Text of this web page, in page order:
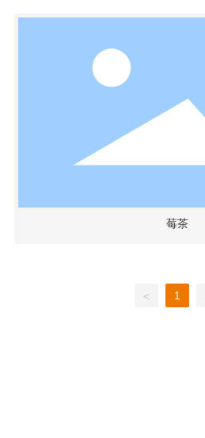
莓茶
< 1